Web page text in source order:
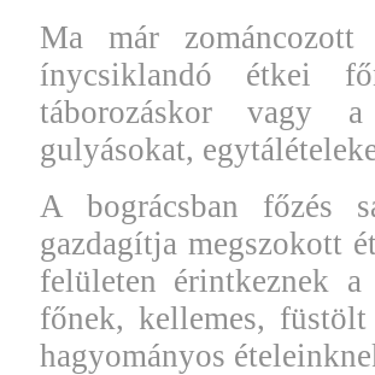
Ma már zománcozott
ínycsiklandó étkei
táborozáskor vagy
gulyásokat,
A bográcsban főzés
gazdagítja megszokott
felületen érintkeznek
főnek, kellemes,
hagyományos